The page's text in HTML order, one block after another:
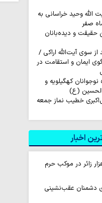
الله وحید خراسانی به
صفر
حقیقت و دیده‌بانان
سوی آیت‌الله اراکی /
ایمان و استقامت در
۲۰۰ نفره نوجوانان کهگیلویه و
الحسین (ع)
خطیب نماز جمعه
اخبار
روزانه ۱۰ هزار زائر در موکب حرم
دشمنان عقب‌نشینی